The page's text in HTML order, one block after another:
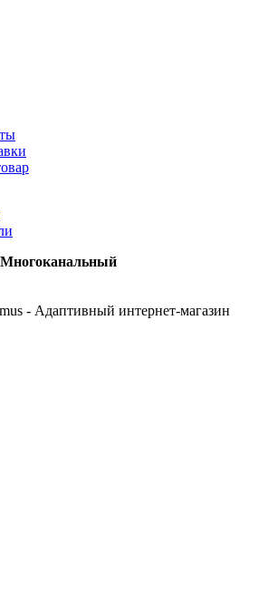
Многоканальный
- Адаптивный интернет-магазин